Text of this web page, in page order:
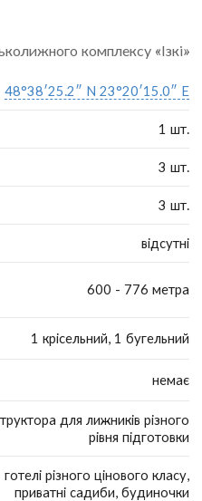
комплексу «Ізкі»
48°38′25.2″ N 23°20′15.0″ E
1 шт.
3 шт.
3 шт.
відсутні
600 - 776 метра
1 крісельний, 1 бугельний
немає
для лижників різного
рівня підготовки
готелі різного цінового класу,
приватні садиби, будиночки